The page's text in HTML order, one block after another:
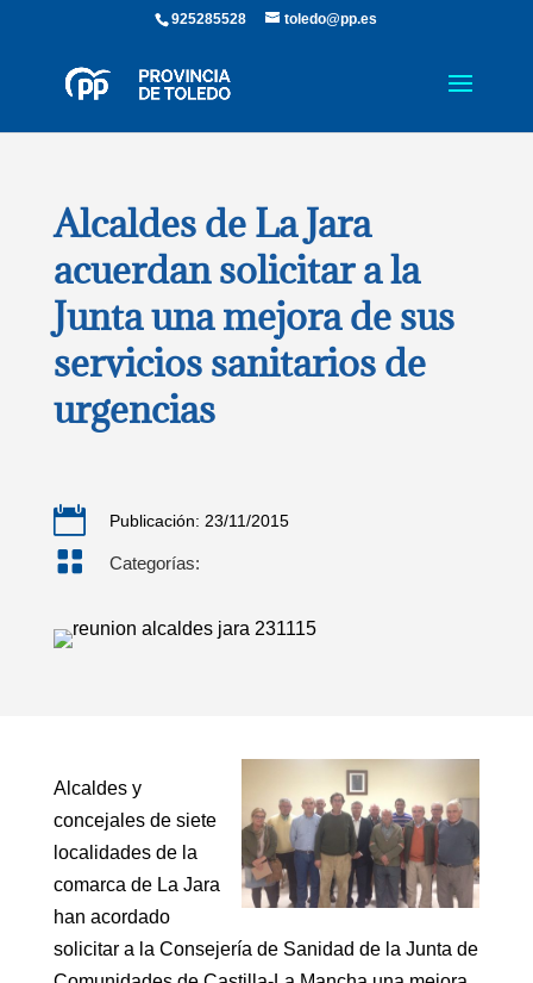
925285528 toledo@pp.es
Alcaldes de La Jara
acuerdan solicitar a la
Junta una mejora de sus
servicios sanitarios de
urgencias
 Publicación: 23/11/2015
 Categorías:
Alcaldes y
concejales de siete
localidades de la
comarca de La Jara
han acordado
solicitar a la Consejería de Sanidad de la Junta de